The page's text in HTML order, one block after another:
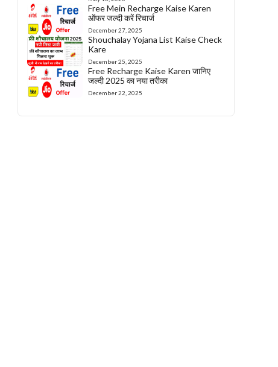
Free Mein Recharge Kaise Karen
ऑफर जल्दी करें रिचार्ज
December 27, 2025
Shouchalay Yojana List Kaise Check
Kare
December 25, 2025
Free Recharge Kaise Karen जानिए
जल्दी 2025 का नया तरीका
December 22, 2025